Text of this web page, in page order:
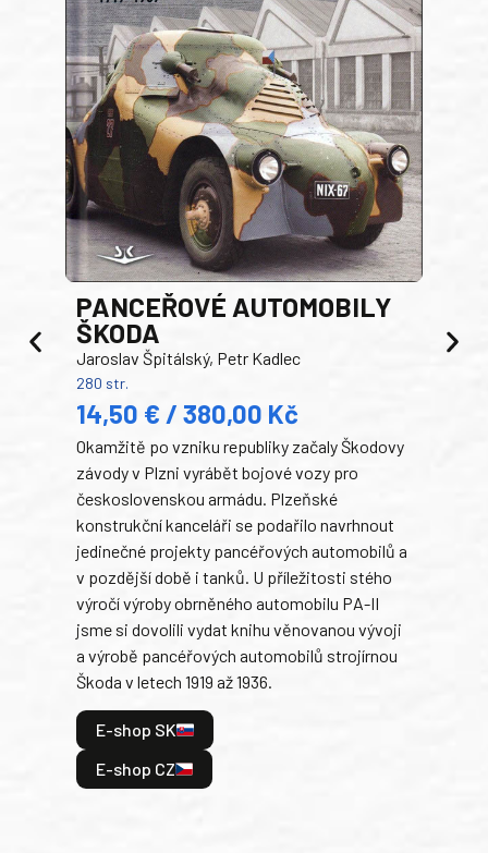
PANCEŘOVÉ AUTOMOBILY
ŠKODA
Jaroslav Špitálský, Petr Kadlec
280 str.
14,50 € / 380,00 Kč
Okamžitě po vzniku republiky začaly Škodovy
závody v Plzni vyrábět bojové vozy pro
československou armádu. Plzeňské
konstrukční kanceláři se podařilo navrhnout
jedinečné projekty pancéřových automobilů a
v pozdější době i tanků. U příležitosti stého
výročí výroby obrněného automobilu PA-II
jsme si dovolili vydat knihu věnovanou vývoji
a výrobě pancéřových automobilů strojírnou
Škoda v letech 1919 až 1936.
E-shop SK
E-shop CZ